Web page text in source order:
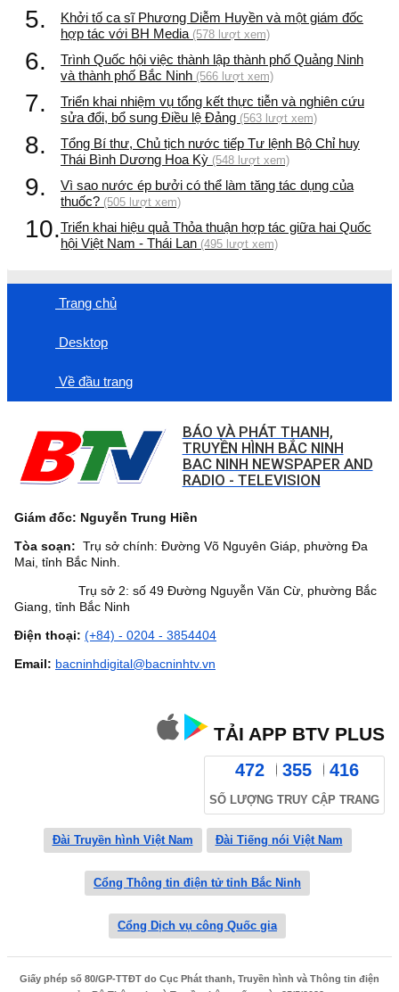
5.
Khởi tố ca sĩ Phương Diễm Huyền và một giám đốc
hợp tác với BH Media (578 lượt xem)
6.
Trình Quốc hội việc thành lập thành phố Quảng Ninh
và thành phố Bắc Ninh (566 lượt xem)
7.
Triển khai nhiệm vụ tổng kết thực tiễn và nghiên cứu
sửa đổi, bổ sung Điều lệ Đảng (563 lượt xem)
8.
Tổng Bí thư, Chủ tịch nước tiếp Tư lệnh Bộ Chỉ huy
Thái Bình Dương Hoa Kỳ (548 lượt xem)
9.
Vì sao nước ép bưởi có thể làm tăng tác dụng của
thuốc? (505 lượt xem)
10.Triển khai hiệu quả Thỏa thuận hợp tác giữa hai Quốc
hội Việt Nam - Thái Lan (495 lượt xem)
Trang chủ
Desktop
Về đầu trang
BÁO VÀ PHÁT THANH,
TRUYỀN HÌNH BẮC NINH
BAC NINH NEWSPAPER AND
RADIO - TELEVISION
Giám đốc: Nguyễn Trung Hiền
Tòa soạn: Trụ sở chính: Đường Võ Nguyên Giáp, phường Đa
Mai, tỉnh Bắc Ninh.
Trụ sở 2: số 49 Đường Nguyễn Văn Cừ, phường Bắc
Giang, tỉnh Bắc Ninh
Điện thoại: (+84) - 0204 - 3854404
Email: bacninhdigital@bacninhtv.vn
TẢI APP BTV PLUS
472 355 416
SỐ LƯỢNG TRUY CẬP TRANG
Đài Truyền hình Việt Nam Đài Tiếng nói Việt Nam
Cổng Thông tin điện tử tỉnh Bắc Ninh
Cổng Dịch vụ công Quốc gia
Giấy phép số 80/GP-TTĐT do Cục Phát thanh, Truyền hình và Thông tin điện